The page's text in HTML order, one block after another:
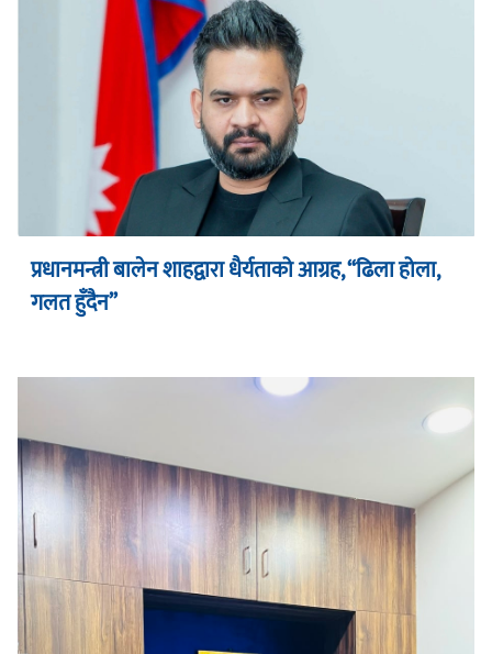
प्रधानमन्त्री बालेन शाहद्वारा धैर्यताको आग्रह, “ढिला होला,
गलत हुँदैन”